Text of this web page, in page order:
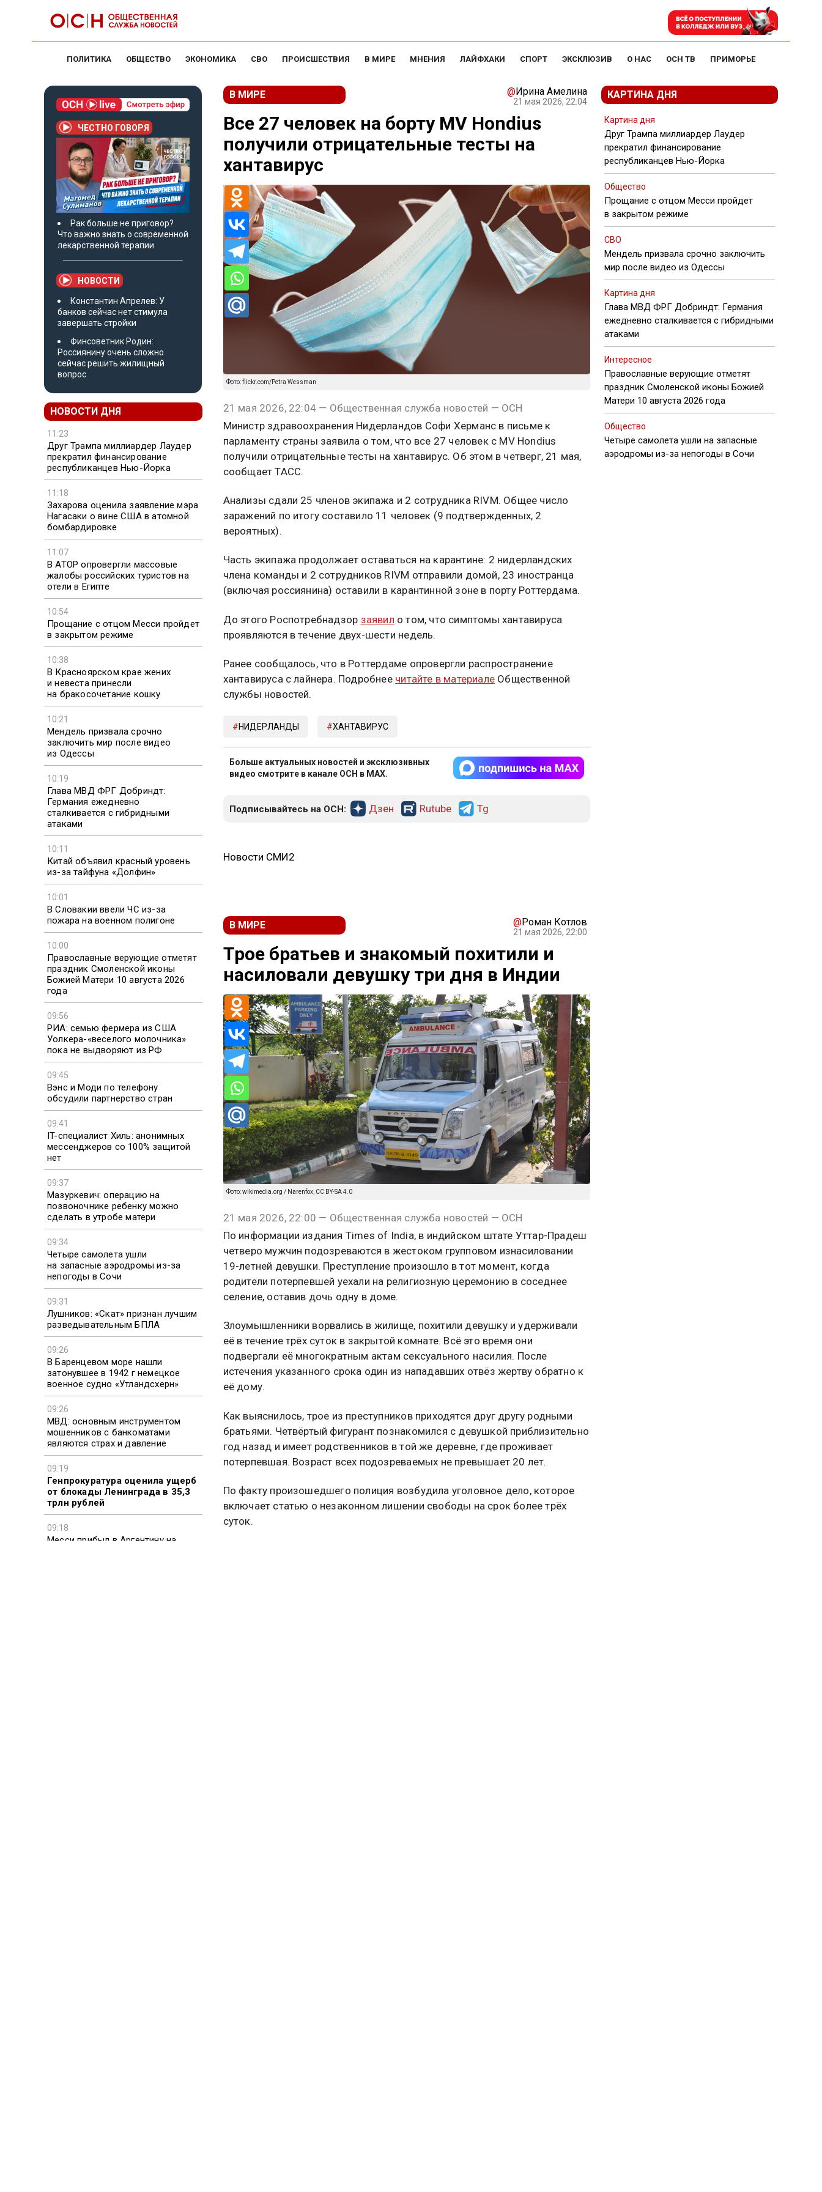
ПОЛИТИКА ОБЩЕСТВО ЭКОНОМИКА СВО ПРОИСШЕСТВИЯ В МИРЕ МНЕНИЯ ЛАЙФХАКИ СПОРТ ЭКСКЛЮЗИВ О НАС ОСН ТВ ПРИМОРЬЕ
ЧЕСТНО ГОВОРЯ
Рак больше не приговор?
Что важно знать о современной
лекарственной терапии
НОВОСТИ
Константин Апрелев: У
банков сейчас нет стимула
завершать стройки
Финсоветник Родин:
Россиянину очень сложно
сейчас решить жилищный
вопрос
НОВОСТИ ДНЯ
11:23
Друг Трампа миллиардер Лаудер
прекратил финансирование
республиканцев Нью-Йорка
11:18
Захарова оценила заявление мэра
Нагасаки о вине США в атомной
бомбардировке
11:07
В АТОР опровергли массовые
жалобы российских туристов на
отели в Египте
10:54
Прощание с отцом Месси пройдет
в закрытом режиме
10:38
В Красноярском крае жених
и невеста принесли
на бракосочетание кошку
10:21
Мендель призвала срочно
заключить мир после видео
из Одессы
10:19
Глава МВД ФРГ Добриндт:
Германия ежедневно
сталкивается с гибридными
атаками
10:11
Китай объявил красный уровень
из-за тайфуна «Долфин»
10:01
В Словакии ввели ЧС из-за
пожара на военном полигоне
10:00
Православные верующие отметят
праздник Смоленской иконы
Божией Матери 10 августа 2026
года
09:56
РИА: семью фермера из США
Уолкера-«веселого молочника»
пока не выдворяют из РФ
09:45
Вэнс и Моди по телефону
обсудили партнерство стран
09:41
IT-специалист Хиль: анонимных
мессенджеров со 100% защитой
нет
09:37
Мазуркевич: операцию на
позвоночнике ребенку можно
сделать в утробе матери
09:34
Четыре самолета ушли
на запасные аэродромы из-за
непогоды в Сочи
09:31
Лушников: «Скат» признан лучшим
разведывательным БПЛА
09:26
В Баренцевом море нашли
затонувшее в 1942 г немецкое
военное судно «Утландсхерн»
09:26
МВД: основным инструментом
мошенников с банкоматами
являются страх и давление
09:19
Генпрокуратура оценила ущерб
от блокады Ленинграда в 35,3
трлн рублей
09:18
Месси прибыл в Аргентину на
В МИРЕ @Ирина Амелина
21 мая 2026, 22:04
Все 27 человек на борту MV Hondius
получили отрицательные тесты на
хантавирус
Фото: flickr.com/Petra Wessman
21 мая 2026, 22:04 — Общественная служба новостей — ОСН
Министр здравоохранения Нидерландов Софи Херманс в письме к
парламенту страны заявила о том, что все 27 человек с MV Hondius
получили отрицательные тесты на хантавирус. Об этом в четверг, 21 мая,
сообщает ТАСС.
Анализы сдали 25 членов экипажа и 2 сотрудника RIVM. Общее число
заражений по итогу составило 11 человек (9 подтвержденных, 2
вероятных).
Часть экипажа продолжает оставаться на карантине: 2 нидерландских
члена команды и 2 сотрудников RIVM отправили домой, 23 иностранца
(включая россиянина) оставили в карантинной зоне в порту Роттердама.
До этого Роспотребнадзор заявил о том, что симптомы хантавируса
проявляются в течение двух-шести недель.
Ранее сообщалось, что в Роттердаме опровергли распространение
хантавируса с лайнера. Подробнее читайте в материалеОбщественной
службы новостей.
НИДЕРЛАНДЫ ХАНТАВИРУС
Больше актуальных новостей и эксклюзивных
видео смотрите в канале ОСН в MAX.
Подписывайтесь на ОСН: Дзен Rutube Tg
Новости СМИ2
В МИРЕ @Роман Котлов
21 мая 2026, 22:00
Трое братьев и знакомый похитили и
насиловали девушку три дня в Индии
Фото: wikimedia.org / Narenfox, CC BY-SA 4.0
21 мая 2026, 22:00 — Общественная служба новостей — ОСН
По информации издания Times of India, в индийском штате Уттар-Прадеш
четверо мужчин подозреваются в жестоком групповом изнасиловании
19-летней девушки. Преступление произошло в тот момент, когда
родители потерпевшей уехали на религиозную церемонию в соседнее
селение, оставив дочь одну в доме.
Злоумышленники ворвались в жилище, похитили девушку и удерживали
её в течение трёх суток в закрытой комнате. Всё это время они
подвергали её многократным актам сексуального насилия. После
истечения указанного срока один из нападавших отвёз жертву обратно к
её дому.
Как выяснилось, трое из преступников приходятся друг другу родными
братьями. Четвёртый фигурант познакомился с девушкой приблизительно
год назад и имеет родственников в той же деревне, где проживает
потерпевшая. Возраст всех подозреваемых не превышает 20 лет.
По факту произошедшего полиция возбудила уголовное дело, которое
включает статью о незаконном лишении свободы на срок более трёх
суток.
КАРТИНА ДНЯ
Картина дня
Друг Трампа миллиардер Лаудер
прекратил финансирование
республиканцев Нью-Йорка
Общество
Прощание с отцом Месси пройдет
в закрытом режиме
СВО
Мендель призвала срочно заключить
мир после видео из Одессы
Картина дня
Глава МВД ФРГ Добриндт: Германия
ежедневно сталкивается с гибридными
атаками
Интересное
Православные верующие отметят
праздник Смоленской иконы Божией
Матери 10 августа 2026 года
Общество
Четыре самолета ушли на запасные
аэродромы из-за непогоды в Сочи